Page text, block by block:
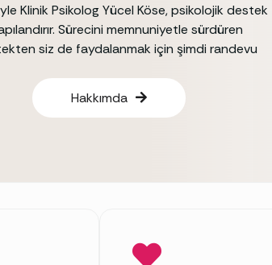
Klinik Psikolog Yücel Köse, psikolojik destek
Sürecini memnuniyetle sürdüren
siz de faydalanmak için şimdi randevu
Hakkımda